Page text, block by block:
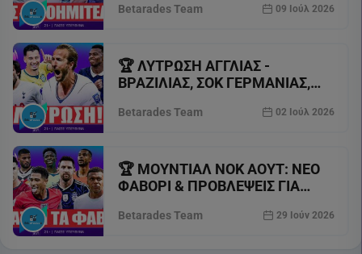
Betarades Team 09 Ιούλ 2026
🏆 ΛΥΤΡΩΣΗ ΑΓΓΛΙΑΣ -
ΒΡΑΖΙΛΙΑΣ, ΣΟΚ ΓΕΡΜΑΝΙΑΣ,
ΤΟΤΕΝΑΜ ⚽
Betarades Team 02 Ιούλ 2026
🏆 ΜΟΥΝΤΙΑΛ ΝΟΚ ΑΟΥΤ: ΝΕΟ
ΦΑΒΟΡΙ & ΠΡΟΒΛΕΨΕΙΣ ΓΙΑ
⚽
Betarades Team 29 Ιούν 2026